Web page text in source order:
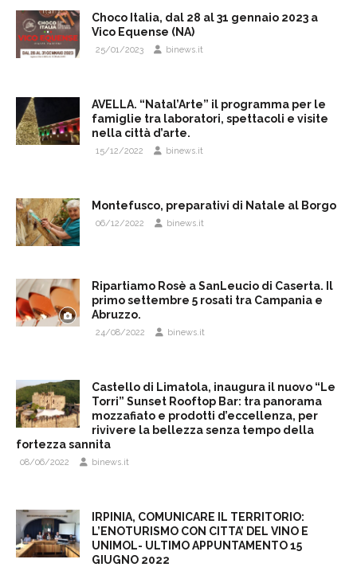
Choco Italia, dal 28 al 31 gennaio 2023 a
Vico Equense (NA)
25/01/2023 binews.it
AVELLA. “Natal’Arte” il programma per le
famiglie tra laboratori, spettacoli e visite
nella città d’arte.
15/12/2022 binews.it
Montefusco, preparativi di Natale al Borgo
06/12/2022 binews.it
Ripartiamo Rosè a SanLeucio di Caserta. Il
primo settembre 5 rosati tra Campania e
Abruzzo.
24/08/2022 binews.it
Castello di Limatola, inaugura il nuovo “Le
Torri” Sunset Rooftop Bar: tra panorama
mozzafiato e prodotti d’eccellenza, per
rivivere la bellezza senza tempo della
fortezza sannita
08/06/2022 binews.it
IRPINIA, COMUNICARE IL TERRITORIO:
L’ENOTURISMO CON CITTA’ DEL VINO E
UNIMOL- ULTIMO APPUNTAMENTO 15
GIUGNO 2022